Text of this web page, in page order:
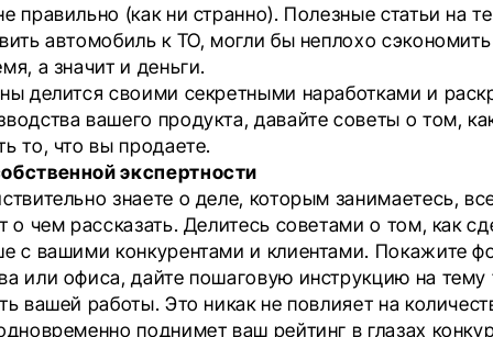
правильно (как ни странно). Полезные статьи на
автомобиль к ТО, могли бы неплохо
а значит и деньги.
делится своими секретными наработками и
вашего продукта, давайте советы о том,
то, что вы продаете.
экспертности
знаете о деле, которым занимаетесь,
о чем рассказать. Делитесь советами о том, как
с вашими конкурентами и клиентами. Покажите
или офиса, дайте пошаговую инструкцию на тему
вашей работы. Это никак не повлияет на
поднимет ваш рейтинг в глазах